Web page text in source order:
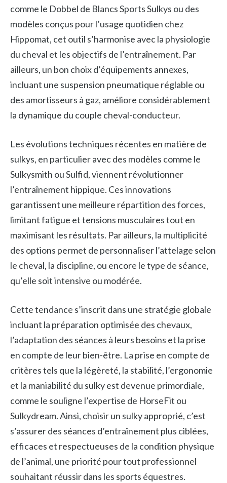
comme le Dobbel de Blancs Sports Sulkys ou des
modèles conçus pour l’usage quotidien chez
Hippomat, cet outil s’harmonise avec la physiologie
du cheval et les objectifs de l’entraînement. Par
ailleurs, un bon choix d’équipements annexes,
incluant une suspension pneumatique réglable ou
des amortisseurs à gaz, améliore considérablement
la dynamique du couple cheval-conducteur.
Les évolutions techniques récentes en matière de
sulkys, en particulier avec des modèles comme le
Sulkysmith ou Sulfid, viennent révolutionner
l’entraînement hippique. Ces innovations
garantissent une meilleure répartition des forces,
limitant fatigue et tensions musculaires tout en
maximisant les résultats. Par ailleurs, la multiplicité
des options permet de personnaliser l’attelage selon
le cheval, la discipline, ou encore le type de séance,
qu’elle soit intensive ou modérée.
Cette tendance s’inscrit dans une stratégie globale
incluant la préparation optimisée des chevaux,
l’adaptation des séances à leurs besoins et la prise
en compte de leur bien-être. La prise en compte de
critères tels que la légèreté, la stabilité, l’ergonomie
et la maniabilité du sulky est devenue primordiale,
comme le souligne l’expertise de HorseFit ou
Sulkydream. Ainsi, choisir un sulky approprié, c’est
s’assurer des séances d’entraînement plus ciblées,
efficaces et respectueuses de la condition physique
de l’animal, une priorité pour tout professionnel
souhaitant réussir dans les sports équestres.